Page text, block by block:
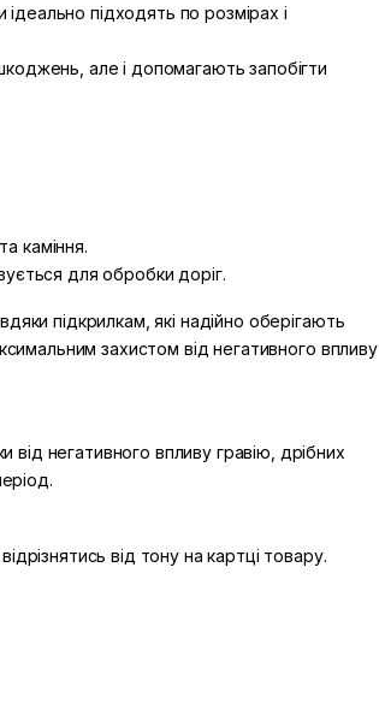
підходять по розмірах і
але і допомагають запобігти
каміння.
для обробки доріг.
підкрилкам, які надійно оберігають
захистом від негативного впливу
від негативного впливу гравію, дрібних
від тону на картці товару.